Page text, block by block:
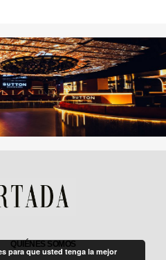
QUIÉNES SOMOS
para que usted tenga la mejor